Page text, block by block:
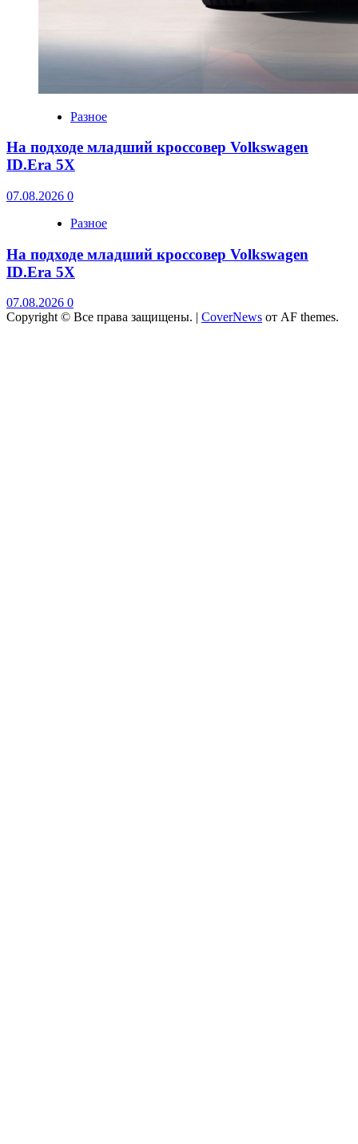
Разное
На подходе младший кроссовер Volkswagen
ID.Era 5X
07.08.2026 0
Разное
На подходе младший кроссовер Volkswagen
ID.Era 5X
07.08.2026 0
Copyright © Все права защищены. | CoverNews от AF themes.